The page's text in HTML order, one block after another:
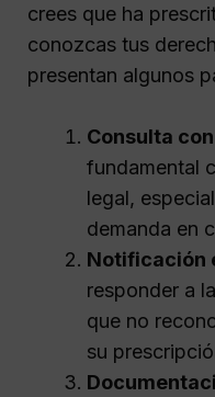
crees que ha
conozcas tus
presentan algunos
Consulta
fundamental
legal,
demanda en
Notificación
responder a
que no
su